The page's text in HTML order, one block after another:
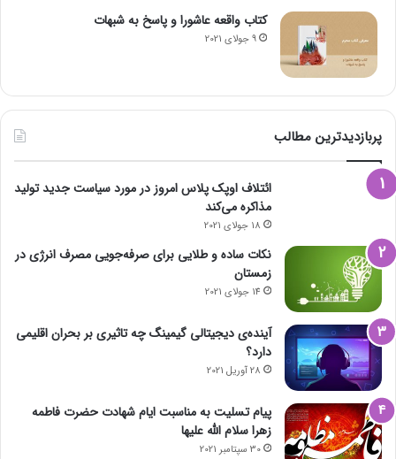
کتاب واقعه عاشورا و پاسخ به شبهات
9 جولای 2021
پربازدیدترین مطالب
ائتلاف اوپک پلاس امروز در مورد سیاست جدید تولید
مذاکره می‌کند
18 جولای 2021
نکات ساده و طلایی برای صرفه‌جویی مصرف انرژی در
زمستان
14 جولای 2021
آینده‌ی دیجیتالی گیمینگ چه تاثیری بر بحران اقلیمی
دارد؟
28 آوریل 2021
پیام تسلیت به مناسبت ایام شهادت حضرت فاطمه
زهرا سلام الله علیها
30 سپتامبر 2021